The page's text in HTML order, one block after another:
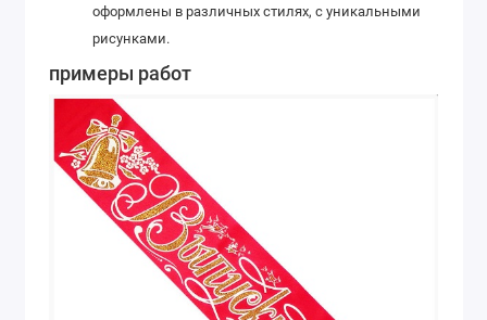
оформлены в различных стилях, с уникальными
рисунками.
примеры работ